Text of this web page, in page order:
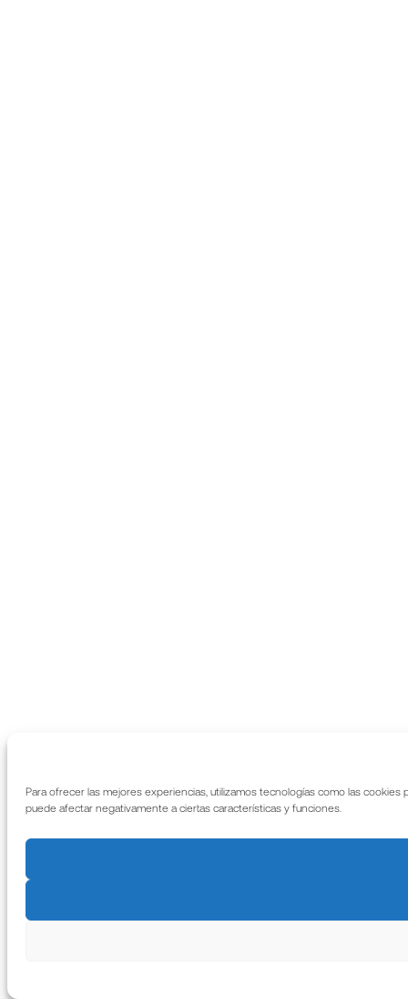
Para ofrecer las mejores experiencias, utilizamos tecnologías como las
puede afectar negativamente a ciertas características y funciones.